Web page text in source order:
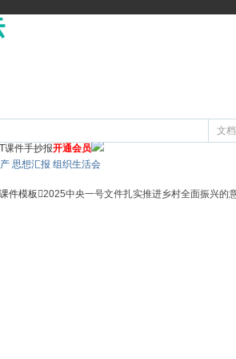
文档
思想汇报 组织生活会
课件手抄报开通会员
件模板2025中央一号文件扎实推进乡村全面振兴的